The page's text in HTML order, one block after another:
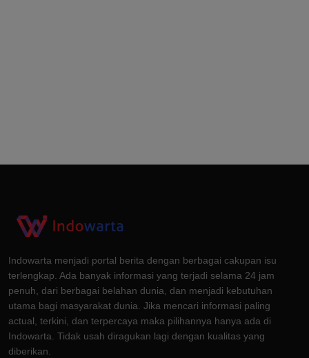
Indowarta menjadi portal berita dengan berbagai cakupan isu
terlengkap. Ada banyak informasi yang terjadi selama 24 jam
penuh, dari berbagai belahan dunia, dan menjadi kebutuhan
utama bagi masyarakat dunia. Jika mencari informasi paling
actual, terkini, dan terpercaya maka pilihannya hanya ada di
Indowarta. Tidak usah diragukan lagi dengan kualitas yang
diberikan.